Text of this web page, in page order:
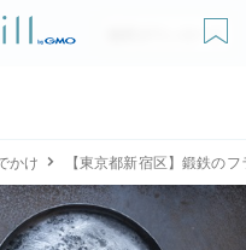
無料ダウンロード
かけ 【東京都新宿区】鍛鉄の